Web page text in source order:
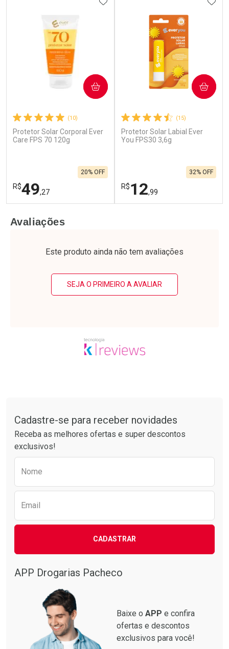
(10)
Protetor Solar Corporal Ever
Care FPS 70 120g
R$49,27
20% OFF
COMPRAR
Laboratório
Por R$ 49,27/cada
Por Menos
(15)
Protetor Solar Labial Ever
You FPS30 3,6g
R$12,99
32% OFF
COMPRAR
Laboratório
Por R$ 12,99/cada
Por Menos
Avaliações
Este produto ainda não tem avaliações
SEJA O PRIMEIRO A AVALIAR
Cadastre-se para receber novidades
Receba as melhores ofertas e super descontos
exclusivos!
Nome
Email
CADASTRAR
APP Drogarias Pacheco
Baixe o APP e confira
ofertas e descontos
exclusivos para você!